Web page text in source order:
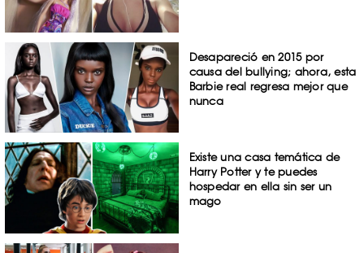
Desapareció en 2015 por
causa del bullying; ahora, esta
Barbie real regresa mejor que
nunca
Existe una casa temática de
Harry Potter y te puedes
hospedar en ella sin ser un
mago